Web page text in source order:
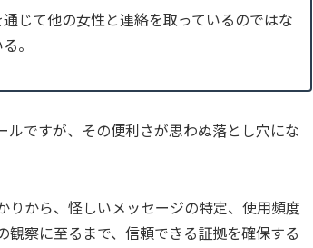
じて他の女性と連絡を取っているのではな
。
ですが、その便利さが思わぬ落とし穴にな
から、怪しいメッセージの特定、使用頻度
察に至るまで、信頼できる証拠を確保する